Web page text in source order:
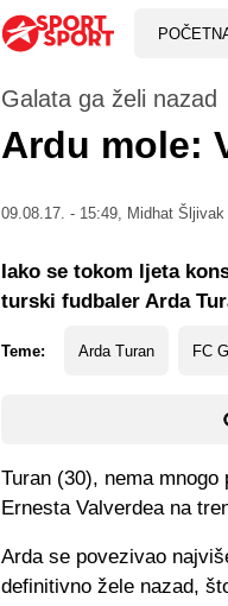
Galata ga želi nazad
Ardu mole:
09.08.17. - 15:49, Midhat Šljivak
Teme: Arda Turan FC
Iako se tokom ljeta
turski fudbaler Arda
Turan (30), nema
Ernesta Valverdea na
Arda se povezivao
definitivno žele nazad,